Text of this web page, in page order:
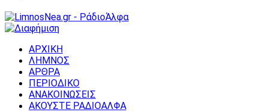
ΑΡΧΙΚΗ
ΛΗΜΝΟΣ
ΑΡΘΡΑ
ΠΕΡΙΟΔΙΚΟ
ΑΝΑΚΟΙΝΩΣΕΙΣ
ΑΚΟΥΣΤΕ ΡΑΔΙΟΑΛΦΑ